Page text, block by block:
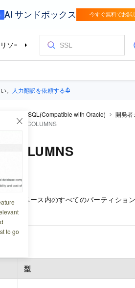
。 人力翻訳を依頼する
to go
for PostgreSQL(Compatible with Oracle) 開発者
データベース内のすべてのパーティショ
型